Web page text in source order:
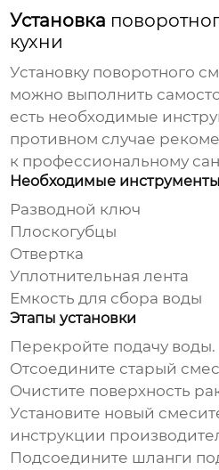
Установка
кухни
Установку поворотного
можно выполнить
есть необходимые
противном случае
к профессиональному
Необходимые инструменты
Разводной ключ
Плоскогубцы
Отвертка
Уплотнительная лента
Емкость для сбора воды
Этапы установки
Перекройте подачу воды.
Отсоедините старый
Очистите поверхность
Установите новый
инструкции
Подсоедините шланги